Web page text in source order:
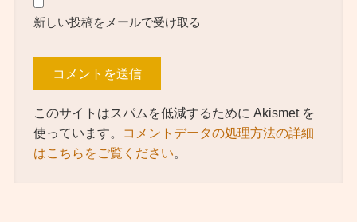
新しい投稿をメールで受け取る
このサイトはスパムを低減するために Akismet を
使っています。
コメントデータの処理方法の詳細
はこちらをご覧ください。